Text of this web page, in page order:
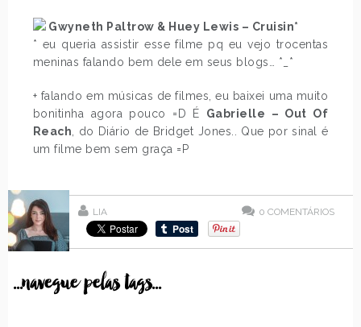
Gwyneth Paltrow & Huey Lewis – Cruisin*
* eu queria assistir esse filme pq eu vejo trocentas
meninas falando bem dele em seus blogs… *_*
+ falando em músicas de filmes, eu baixei uma muito
bonitinha agora pouco =D É Gabrielle – Out Of
Reach , do Diário de Bridget Jones.. Que por sinal é
um filme bem sem graça =P
LIA 0 COMENTÁRIOS
...navegue pelas tags...